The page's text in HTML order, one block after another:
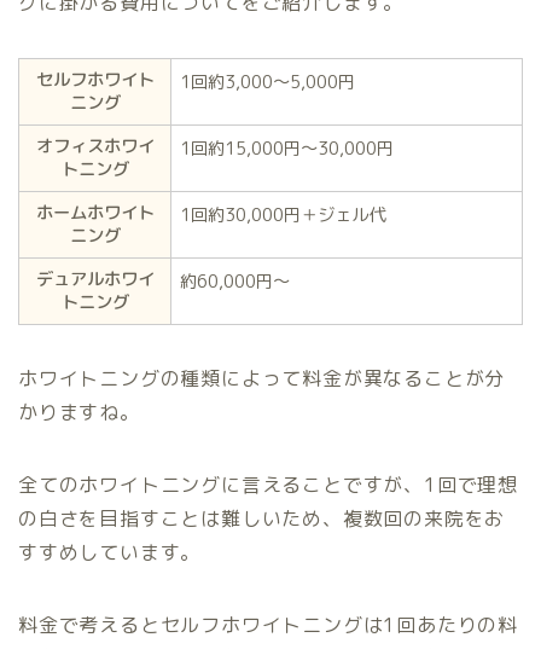
セルフホワイト
ニング
1回約3,000〜5,000円
オフィスホワイ
トニング
1回約15,000円〜30,000円
ホームホワイト
ニング
1回約30,000円＋ジェル代
デュアルホワイ
トニング
約60,000円〜
ホワイトニングの種類によって料金が異なることが分
かりますね。
全てのホワイトニングに言えることですが、1回で理想
の白さを目指すことは難しいため、複数回の来院をお
すすめしています。
料金で考えるとセルフホワイトニングは1回あたりの料